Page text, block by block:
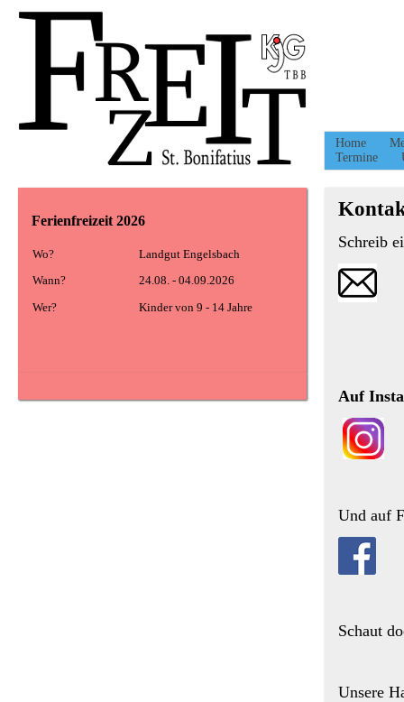
Direkt zum Inhalt
Home
Termine
Schreib
Auf
Und auf
Schaut
Unsere
Ferienfreizeit 2026
Wo?
Landgut Engelsbach
Wann?
24.08. - 04.09.2026
Wer?
Kinder von 9 - 14 Jahre